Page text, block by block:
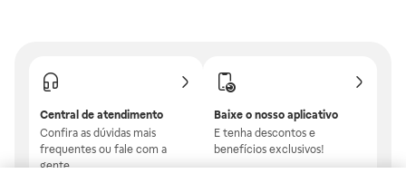
Central de atendimento
Confira as dúvidas mais
frequentes ou fale com a
gente.
Baixe o nosso aplicativo
E tenha descontos e
benefícios exclusivos!